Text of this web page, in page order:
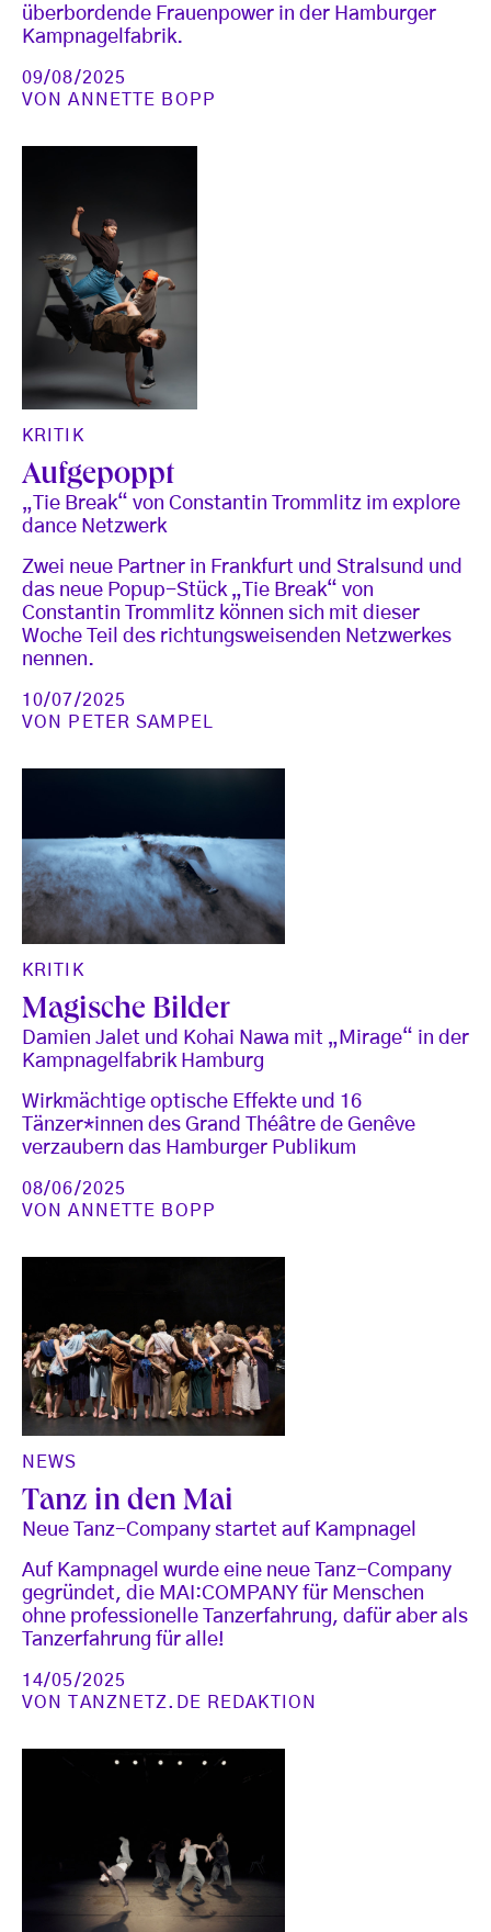
überbordende Frauenpower in der Hamburger
Kampnagelfabrik.
09/08/2025
VONANNETTE BOPP
KRITIK
Aufgepoppt
„Tie Break“ von Constantin Trommlitz im explore
dance Netzwerk
Zwei neue Partner in Frankfurt und Stralsund und
das neue Popup-Stück „Tie Break“ von
Constantin Trommlitz können sich mit dieser
Woche Teil des richtungsweisenden Netzwerkes
nennen.
10/07/2025
VON
PETER SAMPEL
KRITIK
Magische Bilder
Damien Jalet und Kohai Nawa mit „Mirage“ in der
Kampnagelfabrik Hamburg
Wirkmächtige optische Effekte und 16
Tänzer*innen des Grand Théâtre de Genêve
verzaubern das Hamburger Publikum
08/06/2025
VONANNETTE BOPP
NEWS
Tanz in den Mai
Neue Tanz-Company startet auf Kampnagel
Auf Kampnagel wurde eine neue Tanz-Company
gegründet, die MAI:COMPANY für Menschen
ohne professionelle Tanzerfahrung, dafür aber als
Tanzerfahrung für alle!
14/05/2025
VON
TANZNETZ.DE REDAKTION